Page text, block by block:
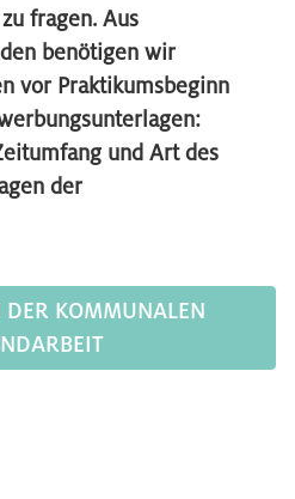
fragen. Aus
benötigen wir
vor Praktikumsbeginn
und Art des
der
KOMMUNALEN